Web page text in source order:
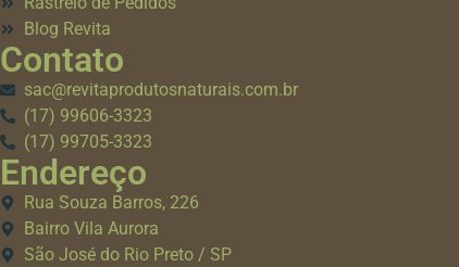
Blog Revita
Contato
sac@revitaprodutosnaturais.com.br
(17) 99606-3323
(17) 99705-3323
Endereço
Rua Souza Barros, 226
Bairro Vila Aurora
São José do Rio Preto / SP